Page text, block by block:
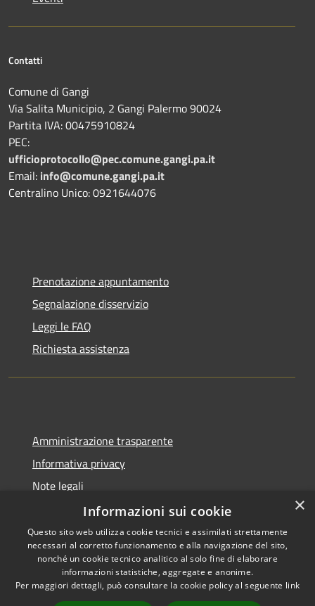
Contatti
Comune di Gangi
Via Salita Municipio, 2 Gangi Palermo 90024
Partita IVA: 00475910824
PEC:
ufficioprotocollo@pec.comune.gangi.pa.it
Email: info@comune.gangi.pa.it
Centralino Unico: 0921644076
Prenotazione appuntamento
Segnalazione disservizio
Leggi le FAQ
Richiesta assistenza
Amministrazione trasparente
Informativa privacy
Note legali
Dichiarazione di accessibilità
RSS
Accessibilità
Copyright © 2026 • Comune di
Gangi • Powered by
×
Informazioni sui cookie
Questo sito web utilizza cookie tecnici e assimilati strettamente
necessari al corretto funzionamento e alla navigazione del sito,
nonché un cookie tecnico analitico al solo fine di elaborare
informazioni statistiche, aggregate e anonime.
Per maggiori dettagli, può consultare la cookie policy al seguente link